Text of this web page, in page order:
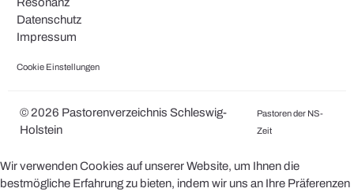
Datenschutz
Impressum
Cookie Einstellungen
© 2026 Pastorenverzeichnis Schleswig-
Holstein
Pastoren der NS-
Zeit
Wir verwenden Cookies auf unserer Website, um Ihnen die
bestmögliche Erfahrung zu bieten, indem wir uns an Ihre Präferenzen